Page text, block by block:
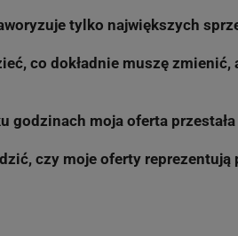
danego produktu. Regułę
na to, że to Twoja oferta
wyboru. Algorytm bierze
produkt, zależy od znalezienia
mimo nieco wyższej ceny. W
.
tylko największych
na atrakcyjności konkretnej oferty dla
sprzedający, niezależnie od skali,
co dokładnie muszę
Najdokładniejszym źródłem
za długi w stosunku do
swoje szanse.
godzinach moja oferta
na stałe. Dane są
i zmiany w ofertach konkurencji.
czy moje oferty